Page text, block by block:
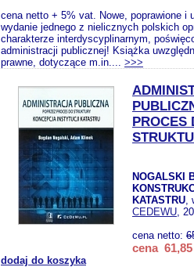
cena netto + 5% vat. Nowe, poprawione i
wydanie jednego z nielicznych polskich
charakterze interdyscyplinarnym,
administracji publicznej! Książka
prawne, dotyczące m.in.... >>>
PROCES
NOGALSKI
KATASTRU,
CEDEWU,
cena netto:
cena 61,85
dodaj do koszyka